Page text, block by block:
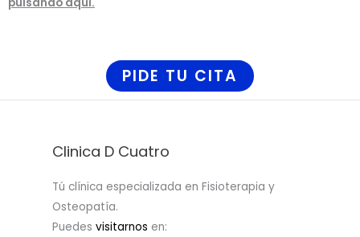
pulsando aquí.
PIDE TU CITA
Clinica D Cuatro
Tú clínica especializada en Fisioterapia y
Osteopatía.
Puedes visitarnos en: